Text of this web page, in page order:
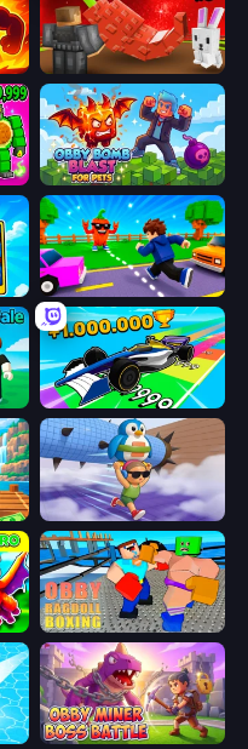
Obby: Legendary Dragon Grow A Garden | Growden.io
Obby Bomb Blast For Pets
Obby Cards: The Legend Hunt Robby: Cross the Road for Brainrot
Obby Car Challenge: Drive
BrainZombie Log Escape
Battle of Knights: Robby and Dragons Obby: Ragdoll Boxing
Obby Miner: Boss Battle